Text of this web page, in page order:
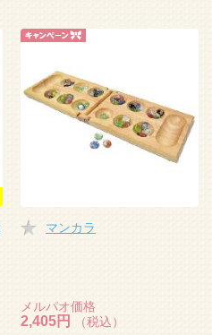
マンカラ
メルパオ価格
2,405円 （税込）